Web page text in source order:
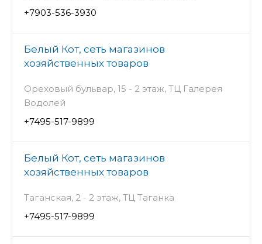
+7903-536-3930
Белый Кот, сеть магазинов
хозяйственных товаров
Ореховый бульвар, 15 - 2 этаж, ТЦ Галерея
Водолей
+7495-517-9899
Белый Кот, сеть магазинов
хозяйственных товаров
Таганская, 2 - 2 этаж, ТЦ Таганка
+7495-517-9899